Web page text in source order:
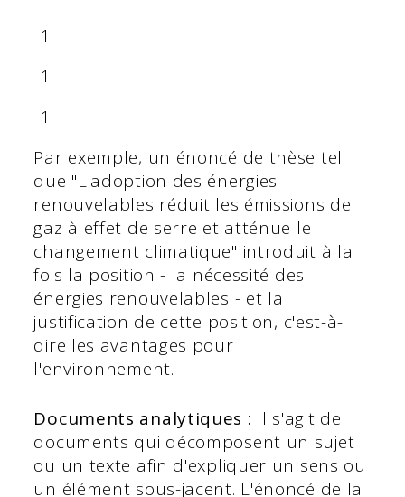
Par exemple, un énoncé de thèse tel
que "L'adoption des énergies
renouvelables réduit les émissions de
gaz à effet de serre et atténue le
changement climatique" introduit à la
fois la position - la nécessité des
énergies renouvelables - et la
justification de cette position, c'est-à-
dire les avantages pour
l'environnement.
Documents analytiques : Il s'agit de
documents qui décomposent un sujet
ou un texte afin d'expliquer un sens ou
un élément sous-jacent. L'énoncé de la